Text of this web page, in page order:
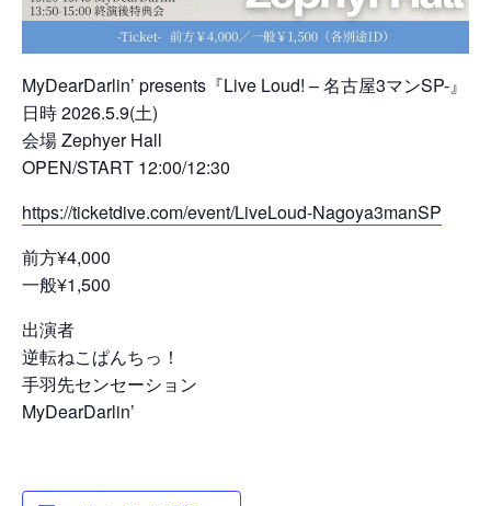
MyDearDarlin’ presents『Live Loud! – 名古屋3マンSP-』
日時 2026.5.9(土)
会場 Zephyer Hall
OPEN/START 12:00/12:30
https://ticketdive.com/event/LiveLoud-Nagoya3manSP
前方¥4,000
一般¥1,500
出演者
逆転ねこぱんちっ！
手羽先センセーション
MyDearDarlin’